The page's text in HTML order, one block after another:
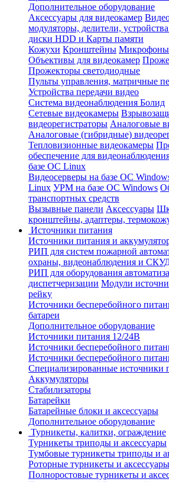
Дополнительное оборудование
Аксессуары для видеокамер
модуляторы, делители,
диски HDD и Карты памяти
Кожухи Кронштейны Микрофоны
Объективы для видеокамер
Прожекторы светодиодные
Пульты управления, матричные
Устройства передачи видео
Система видеонаблюдения Болид
Сетевые видеокамеры
видеорегистраторы Аналоговые
Аналоговые (гибридные)
Тепловизионные видеокамеры
обеспечение для
базе ОС Linux
Видеосерверы на базе ОС
Linux УРМ на базе ОС Windows
транспортных средств
Вызывные панели Аксессуары
кронштейны, адаптеры,
Источники питания
Источники питания и
РИП для систем пожарной
охраны, видеонаблюдения и
РИП для оборудования
диспетчеризации Модули
рейку
Источники бесперебойного
батареи
Дополнительное оборудование
Источники питания 12/24В
Источники бесперебойного
Источники бесперебойного
Специализированные источники
Аккумуляторы
Стабилизаторы
Батарейки
Батарейные блоки и аксессуары
Дополнительное оборудование
Турникеты, калитки, ограждение
Турникеты триподы и аксессуары
Тумбовые турникеты триподы и
Роторные турникеты и аксессуары
Полноростовые турникеты и